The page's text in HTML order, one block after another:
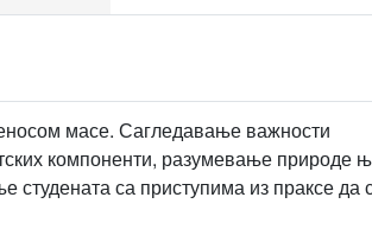
масе. Сагледавање важности
компоненти, разумевање природе
студената са приступима из праксе да